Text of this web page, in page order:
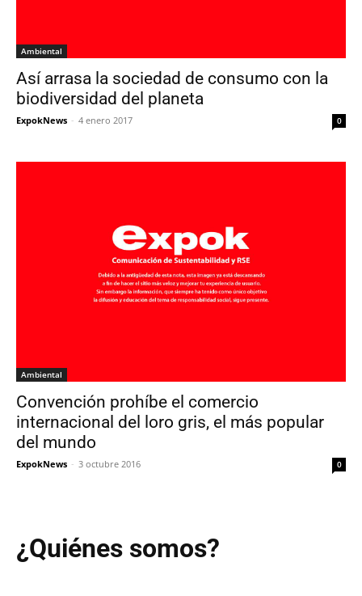
Ambiental
Así arrasa la sociedad de consumo con la
biodiversidad del planeta
ExpokNews - 4 enero 2017 0
Ambiental
Convención prohíbe el comercio
internacional del loro gris, el más popular
del mundo
ExpokNews - 3 octubre 2016 0
¿Quiénes somos?